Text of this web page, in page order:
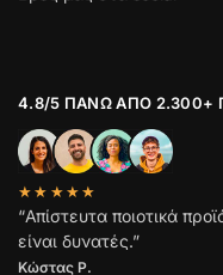
4.8/5 ΠΆΝΩ ΑΠΌ 2.300+
★★★★★
“Απίστευτα ποιοτικά
είναι δυνατές.”
Κώστας Ρ.